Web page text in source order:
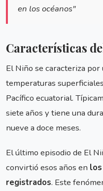
en los océanos"
Características
El Niño se caracteriza por
temperaturas
Pacífico ecuatorial.
siete años y tiene una
nueve a doce meses.
El último episodio de El
convirtió esos años en
registrados. Este